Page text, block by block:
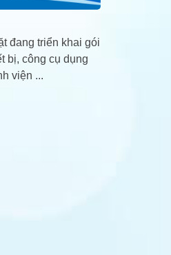
đang triển khai gói
bị, công cụ dụng
viện ...